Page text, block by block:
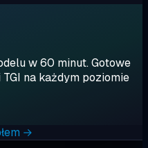
w 60 minut. Gotowe
na każdym poziomie
→